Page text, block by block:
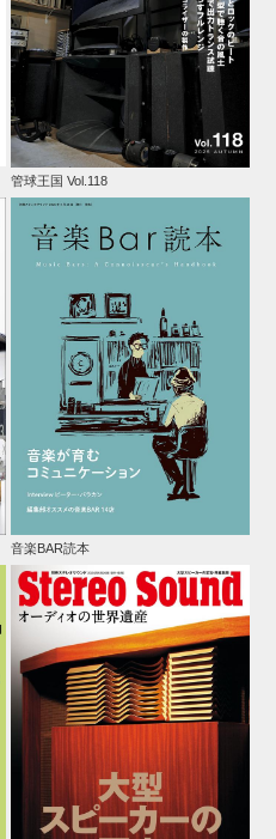
管球王国 Vol.118
音楽BAR読本